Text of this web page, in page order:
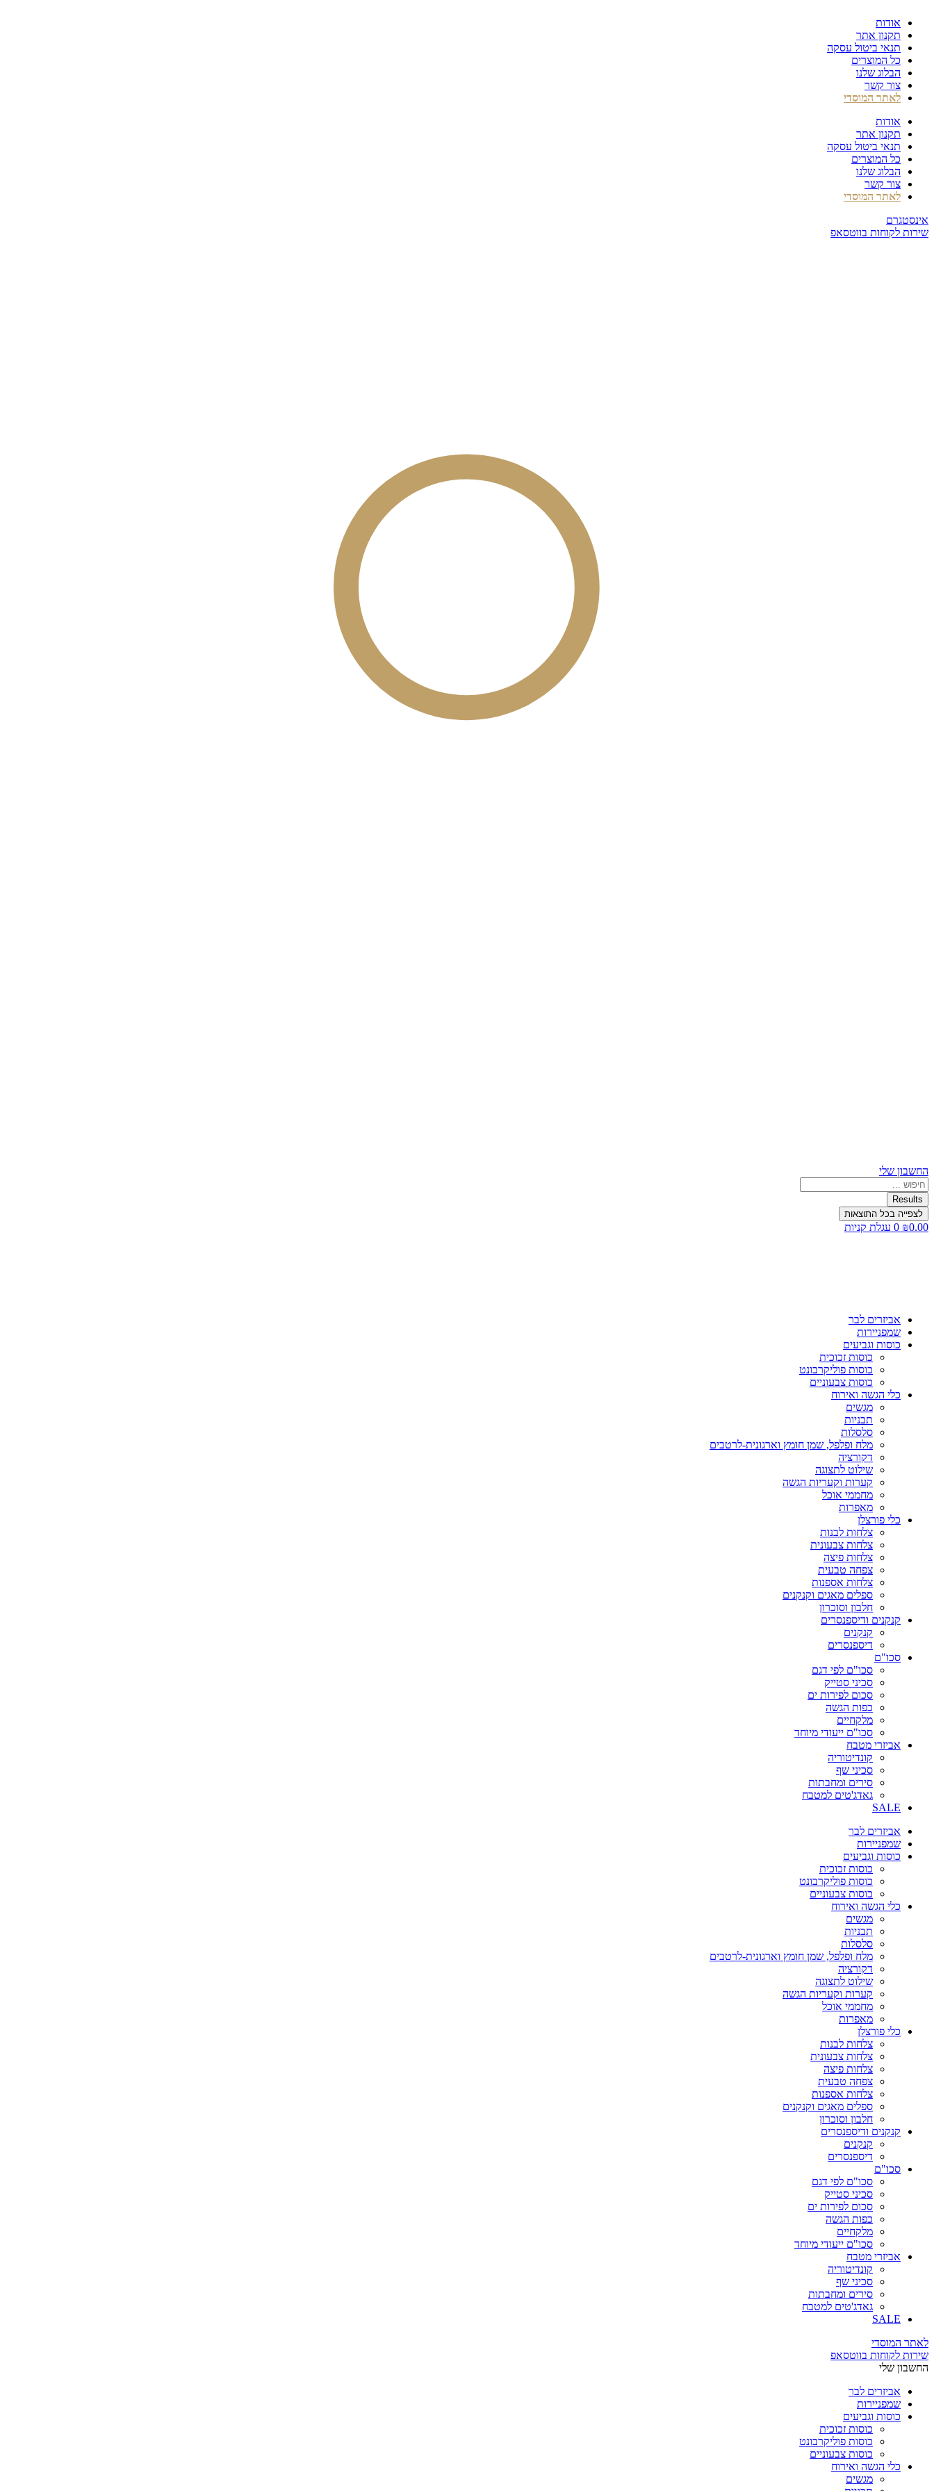
לתוכן
אודות
תקנון אתר
תנאי ביטול עסקה
כל המוצרים
הבלוג שלנו
צור קשר
לאתר המוסדי
אודות
תקנון אתר
תנאי ביטול עסקה
כל המוצרים
הבלוג שלנו
צור קשר
לאתר המוסדי
אינסטגרם
שירות לקוחות בווטסאפ
החשבון שלי
Search
...
Results
לצפייה בכל התוצאות
₪0.00
0 עגלת קניות
אביזרים לבר
שמפניירות
כוסות וגביעים
כוסות זכוכית
כוסות פוליקרבונט
כוסות צבעוניים
כלי הגשה ואירוח
מגשים
תבניות
סלסלות
מלח ופלפל, שמן חומץ וארגונית-לרטבים
דקורציה
שילוט לתצוגה
קערות וקעריות הגשה
מחממי אוכל
מאפרות
כלי פורצלן
צלחות לבנות
צלחות צבעונית
צלחות פיצה
צפחה טבעית
צלחות אספנות
ספלים מאגים וקנקנים
חלבון וסוכרון
קנקנים ודיספנסרים
קנקנים
דיספנסרים
סכו"ם
סכו"ם לפי דגם
סכיני סטייק
סכום לפירות ים
כפות הגשה
מלקחיים
סכו"ם ייעודי מיוחד
אביזרי מטבח
קונדיטוריה
סכיני שף
סירים ומחבתות
גאדג'טים למטבח
SALE
אביזרים לבר
שמפניירות
כוסות וגביעים
כוסות זכוכית
כוסות פוליקרבונט
כוסות צבעוניים
כלי הגשה ואירוח
מגשים
תבניות
סלסלות
מלח ופלפל, שמן חומץ וארגונית-לרטבים
דקורציה
שילוט לתצוגה
קערות וקעריות הגשה
מחממי אוכל
מאפרות
כלי פורצלן
צלחות לבנות
צלחות צבעונית
צלחות פיצה
צפחה טבעית
צלחות אספנות
ספלים מאגים וקנקנים
חלבון וסוכרון
קנקנים ודיספנסרים
קנקנים
דיספנסרים
סכו"ם
סכו"ם לפי דגם
סכיני סטייק
סכום לפירות ים
כפות הגשה
מלקחיים
סכו"ם ייעודי מיוחד
אביזרי מטבח
קונדיטוריה
סכיני שף
סירים ומחבתות
גאדג'טים למטבח
SALE
לאתר המוסדי
שירות לקוחות בווטסאפ
החשבון שלי
אביזרים לבר
שמפניירות
כוסות וגביעים
כוסות זכוכית
כוסות פוליקרבונט
כוסות צבעוניים
כלי הגשה ואירוח
מגשים